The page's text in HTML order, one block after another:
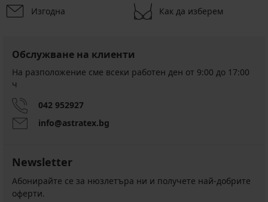
Изгодна Как да изберем
Обслужване на клиенти
На разположение сме всеки работен ден от 9:00 до 17:00
ч
042 952927
info@astratex.bg
Newsletter
Абонирайте се за нюзлетъра ни и получете най-добрите
оферти.